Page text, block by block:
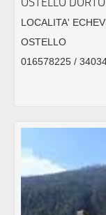
LOCALITA'
OSTELLO
016578225 /